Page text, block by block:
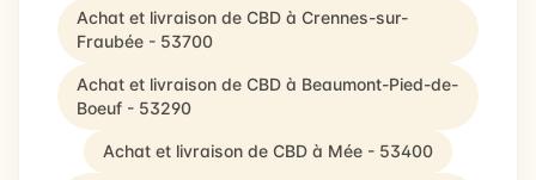
Achat et livraison de CBD à Crennes-sur-
Fraubée - 53700
Achat et livraison de CBD à Beaumont-Pied-de-
Boeuf - 53290
Achat et livraison de CBD à Mée - 53400